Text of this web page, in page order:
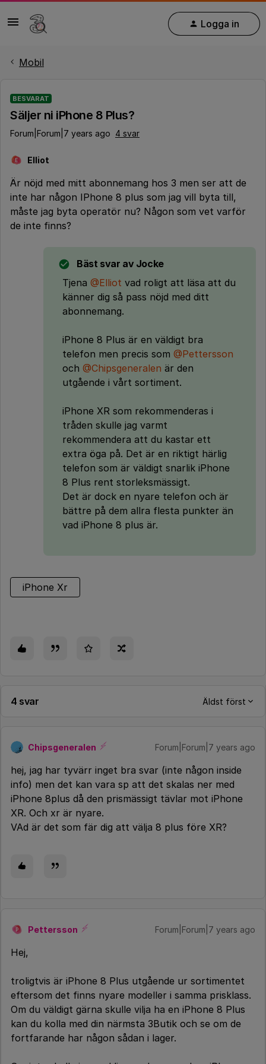
Logga in
Mobil
BESVARAT
Säljer ni iPhone 8 Plus?
Forum|Forum|7 years ago 4 svar
E Elliot
Är nöjd med mitt abonnemang hos 3 men ser att de
inte har någon IPhone 8 plus som jag vill byta till,
måste jag byta operatör nu? Någon som vet varför
de inte finns?
Bäst svar av Jocke
Tjena @Elliot vad roligt att läsa att du
känner dig så pass nöjd med ditt
abonnemang.
iPhone 8 Plus är en väldigt bra
telefon men precis som @Pettersson
och @Chipsgeneralen är den
utgående i vårt sortiment.
iPhone XR som rekommenderas i
tråden skulle jag varmt
rekommendera att du kastar ett
extra öga på. Det är en riktigt härlig
telefon som är väldigt snarlik iPhone
8 Plus rent storleksmässigt.
Det är dock en nyare telefon och är
bättre på dem allra flesta punkter än
vad iPhone 8 plus är.
iPhone Xr
4 svar Äldst först
Chipsgeneralen Forum|Forum|7 years ago
hej, jag har tyvärr inget bra svar (inte någon inside
info) men det kan vara sp att det skalas ner med
iPhone 8plus då den prismässigt tävlar mot iPhone
XR. Och xr är nyare.
VAd är det som fär dig att välja 8 plus före XR?
P Pettersson Forum|Forum|7 years ago
Hej,
troligtvis är iPhone 8 Plus utgående ur sortimentet
eftersom det finns nyare modeller i samma prisklass.
Om du väldigt gärna skulle vilja ha en iPhone 8 Plus
kan du kolla med din närmsta 3Butik och se om de
fortfarande har någon sådan i lager.